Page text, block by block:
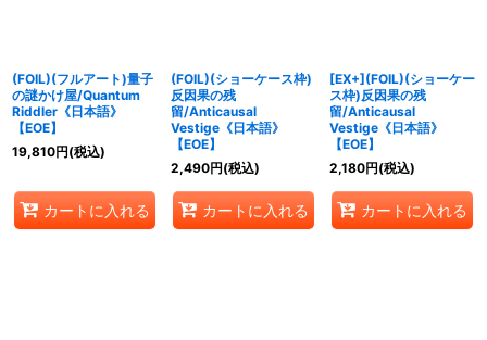
(FOIL)(フルアート)量子
の謎かけ屋/Quantum
Riddler《日本語》
【EOE】
19,810円(税込)
カートに入れる
(FOIL)(ショーケース枠)
反因果の残
留/Anticausal
Vestige《日本語》
【EOE】
2,490円(税込)
カートに入れる
[EX+](FOIL)(ショーケー
ス枠)反因果の残
留/Anticausal
Vestige《日本語》
【EOE】
2,180円(税込)
カートに入れる